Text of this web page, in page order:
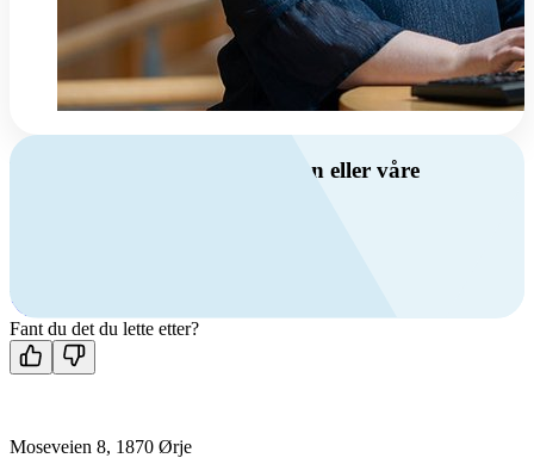
Har du spørsmål om ventilasjon eller våre
Kontakt oss
Fant du det du lette etter?
Moseveien 8, 1870 Ørje